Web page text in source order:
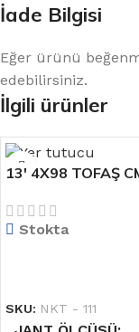
İade Bilgisi
Eğer ürünü
edebilirsiniz.
İlgili ürünler
13′ 4X98 TOFAŞ
Stokta
SKU: NKT - 111